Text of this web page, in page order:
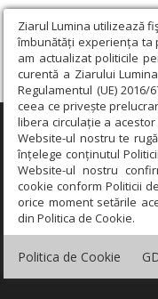
Ziarul Lumina utilizează
îmbunătăți experiența ta
am actualizat politicile
curentă a Ziarului
Regulamentul (UE)
ceea ce privește
libera circulație a
Website-ul nostru te
înțelege conținutul
Website-ul nostru
cookie conform Politicii
orice moment setările
din Politica de Cookie.
Politica de Cookie